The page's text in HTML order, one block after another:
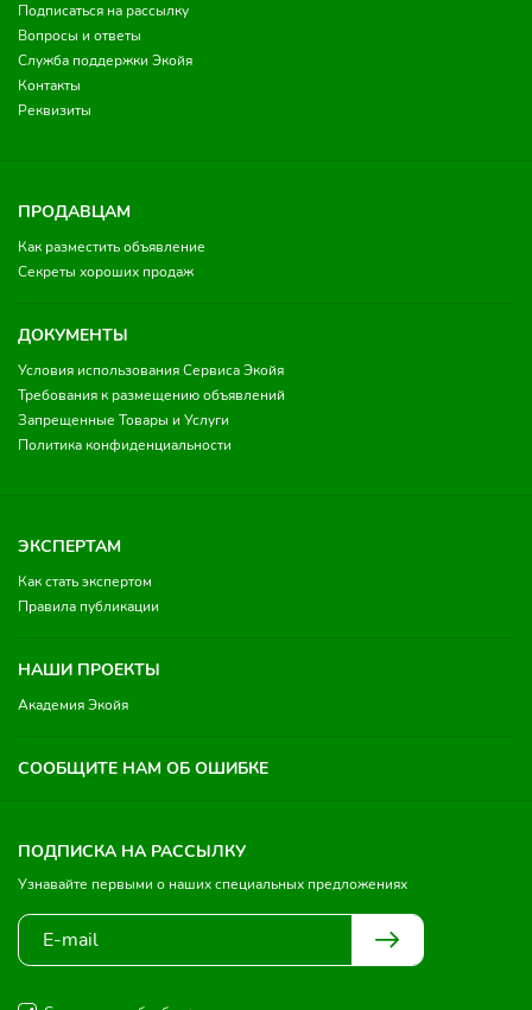
Подписаться на рассылку
Вопросы и ответы
Служба поддержки Экойя
Контакты
Реквизиты
ПРОДАВЦАМ
Как разместить объявление
Секреты хороших продаж
ДОКУМЕНТЫ
Условия использования Сервиса Экойя
Требования к размещению объявлений
Запрещенные Товары и Услуги
Политика конфиденциальности
ЭКСПЕРТАМ
Как стать экспертом
Правила публикации
НАШИ ПРОЕКТЫ
Академия Экойя
СООБЩИТЕ НАМ ОБ ОШИБКЕ
ПОДПИСКА НА РАССЫЛКУ
Узнавайте первыми о наших специальных предложениях